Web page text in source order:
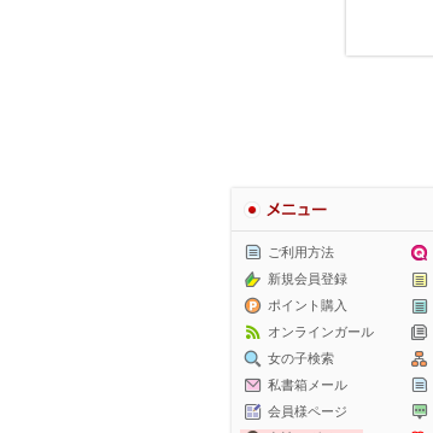
メニュー
ご利用方法
新規会員登録
ポイント購入
オンラインガール
女の子検索
私書箱メール
会員様ページ